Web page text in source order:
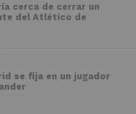
cerca de cerrar un
del Atlético de
se fija en un jugador